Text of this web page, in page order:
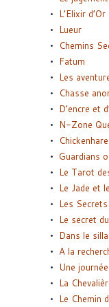
L’Elixir d’Or
Lueur
Chemins
Fatum
Les
Chasse
D’encre et
N-Zone
Guardians
Le Tarot
Le Jade et
Les Secrets
Le secret
Dans le
A la
Une
La
Le Chemin